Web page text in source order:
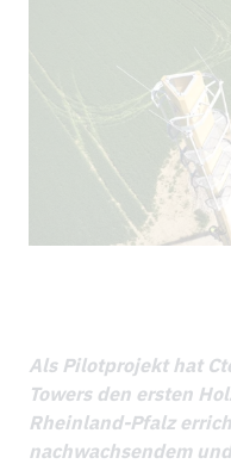
NACHHALTIGKEIT & IMS
DOWNLOADS
Als Pilotprojekt hat
Towers den ersten
Rheinland-Pfalz
nachwachsendem